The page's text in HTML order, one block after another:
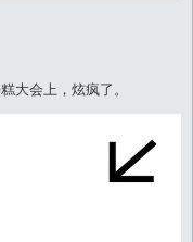
大会上，炫疯了。